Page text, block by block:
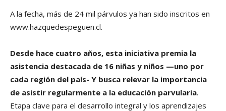
A la fecha, más de 24 mil párvulos ya han sido inscritos en
www.hazquedespeguen.cl.
Desde hace cuatro años, esta iniciativa premia la
asistencia destacada de 16 niñas y niños —uno por
cada región del país- Y busca relevar la importancia
de asistir regularmente a la educación parvularia.
Etapa clave para el desarrollo integral y los aprendizajes